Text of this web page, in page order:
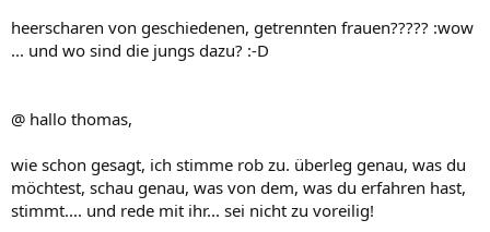
heerscharen von geschiedenen, getrennten frauen????? :wow
... und wo sind die jungs dazu? :-D
@ hallo thomas,
wie schon gesagt, ich stimme rob zu. überleg genau, was du
möchtest, schau genau, was von dem, was du erfahren hast,
stimmt.... und rede mit ihr... sei nicht zu voreilig!